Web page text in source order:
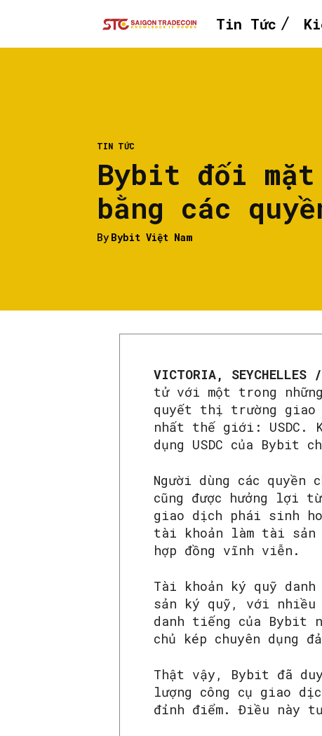
Tin Tức
TIN TỨC
Bybit đối
bằng các
By Bybit Việt Nam
VICTORIA,
tử với một trong
quyết thị trường giao
nhất thế giới: USDC.
dụng USDC của Bybit
Người dùng các quyền
cũng được hưởng lợi
giao dịch phái sinh
tài khoản làm tài sản
hợp đồng vĩnh viễn.
Tài khoản ký quỹ
sản ký quỹ, với nhiều
danh tiếng của Bybit
chủ kép chuyên dụng
Thật vậy, Bybit đã
lượng công cụ giao
đỉnh điểm. Điều này